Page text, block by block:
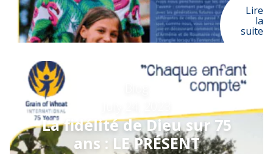
Lire
la
suite
La fidélité de Dieu sur 75
ans : LE PRÉSENT